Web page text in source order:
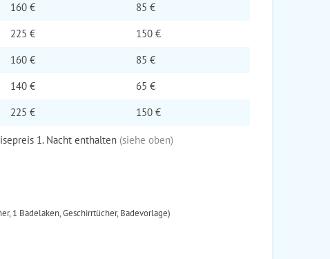
160 €
85 €
225 €
150 €
160 €
85 €
140 €
65 €
225 € 150 €
1. Nacht enthalten (siehe oben)
1 Badelaken, Geschirrtücher, Badevorlage)